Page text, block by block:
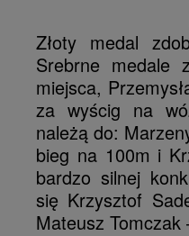
Złoty medal
Srebrne medale
miejsca,
za wyścig na
należą do:
bieg na 100m i
bardzo silnej
się Krzysztof
Mateusz